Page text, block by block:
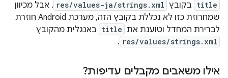
title בקובץ res/values-ja/strings.xml . אבל מכיוון
שמחרוזת כזו לא נכללת בקובץ הזה, מערכת Android חוזרת
לברירת המחדל וטוענת את title באנגלית מהקובץ
res/values/strings.xml
.
אילו משאבים מקבלים עדיפות?